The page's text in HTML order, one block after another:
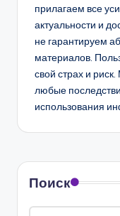
прилагаем все
актуальности и
не гарантируем
материалов.
свой страх и
любые
использования
Поиск